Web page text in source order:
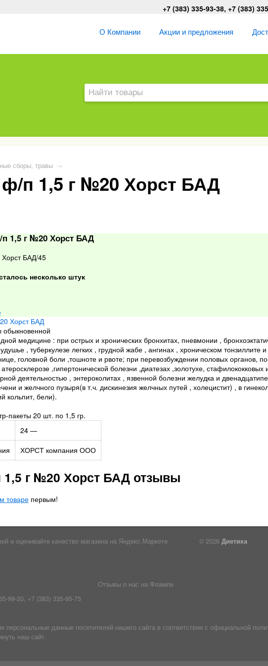
+7 (383) 335-93-38, +7 (383)
О Компании Акции и предложения
сборы, травы →
п 1,5 г №20 Хорст БАД
1,5 г №20 Хорст БАД
БАД/45
несколько штук
медицине : при острых и хронических бронхитах, пневмонии ,
, туберкулезе легких , грудной жабе , ангинах , хроническом
головной боли ,тошноте и рвоте; при перевозбуждении половых органов,
,гипертонической болезни ,диатезах ,золотухе,
деятельностью , энтероколитах , язвенной болезни желудка и
и желчного пузыря(в т.ч. дискинезия желчных путей , холецистит) , в
кольпит, бели).
пакеты 20 шт. по 1,5 гр.
24 —
ХОРСТ компания ООО
г №20 Хорст БАД отзывы
товарепервым!
© 2026 Диетика
99-20, +7 (383) 335-95-75
Отзывы о нас на Флампе
данные посетителей нашего сайта в соответствии с официальной
наш сайт.